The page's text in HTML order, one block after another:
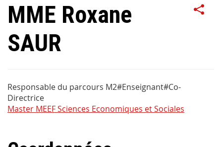
MME Roxane
SAUR
Responsable du parcours M2#Enseignant#Co-
Directrice
Master MEEF Sciences Economiques et Sociales